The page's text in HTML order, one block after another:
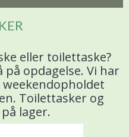
eller toilettaske?
på opdagelse. Vi har
Toilettasker og
lager.